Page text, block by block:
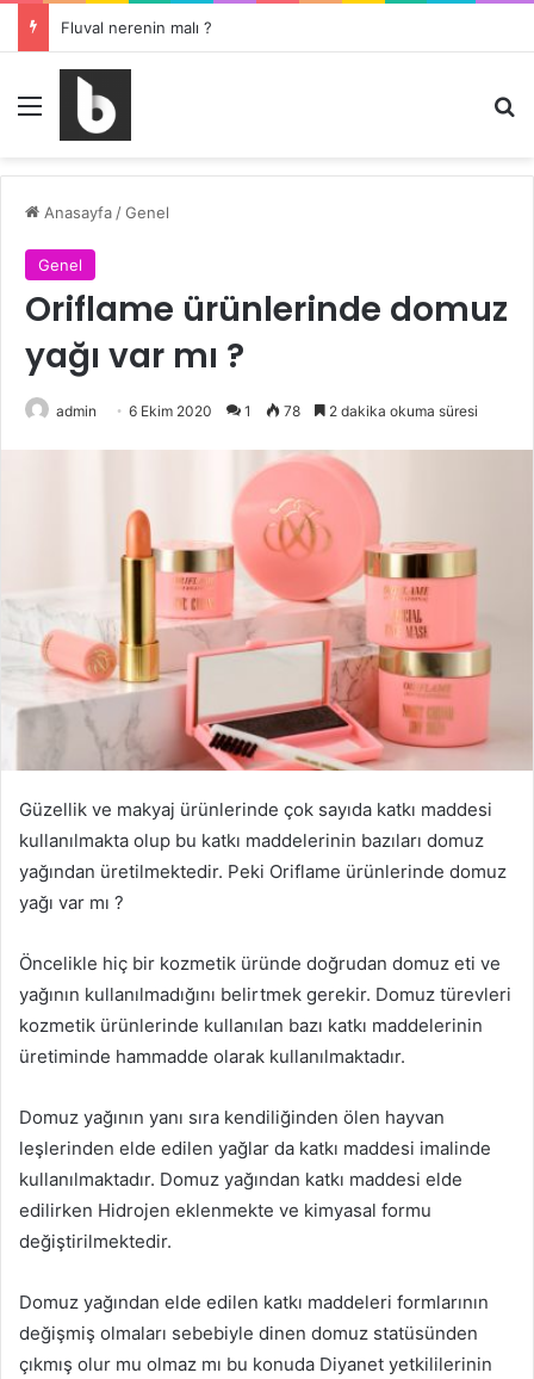
Fluval nerenin malı ?
Menü
Anasayfa /Genel
Genel
Oriflame ürünlerinde domuz
yağı var mı ?
admin 6 Ekim 2020 1 78 2 dakika okuma süresi
Güzellik ve makyaj ürünlerinde çok sayıda katkı maddesi
kullanılmakta olup bu katkı maddelerinin bazıları domuz
yağından üretilmektedir. Peki Oriflame ürünlerinde domuz
yağı var mı ?
Öncelikle hiç bir kozmetik üründe doğrudan domuz eti ve
yağının kullanılmadığını belirtmek gerekir. Domuz türevleri
kozmetik ürünlerinde kullanılan bazı katkı maddelerinin
üretiminde hammadde olarak kullanılmaktadır.
Domuz yağının yanı sıra kendiliğinden ölen hayvan
leşlerinden elde edilen yağlar da katkı maddesi imalinde
kullanılmaktadır. Domuz yağından katkı maddesi elde
edilirken Hidrojen eklenmekte ve kimyasal formu
değiştirilmektedir.
Domuz yağından elde edilen katkı maddeleri formlarının
değişmiş olmaları sebebiyle dinen domuz statüsünden
çıkmış olur mu olmaz mı bu konuda Diyanet yetkililerinin